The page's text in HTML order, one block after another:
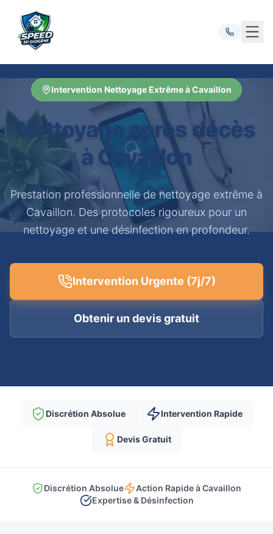
Intervention Nettoyage Extrême à Cavaillon
Nettoyage après décès
à Cavaillon
Prestation professionnelle de nettoyage extrême à
Cavaillon. Des protocoles rigoureux pour un
nettoyage et une désinfection en profondeur.
Intervention Urgente (7j/7)
Obtenir un devis gratuit
Discrétion Absolue Intervention Rapide
Devis Gratuit
Discrétion Absolue
Action Rapide à Cavaillon
Expertise & Désinfection